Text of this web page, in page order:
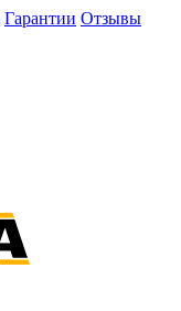
Гарантии Отзывы